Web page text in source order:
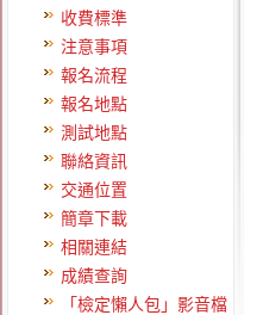
收費標準
注意事項
報名流程
報名地點
測試地點
聯絡資訊
交通位置
簡章下載
相關連結
成績查詢
「檢定懶人包」影音檔